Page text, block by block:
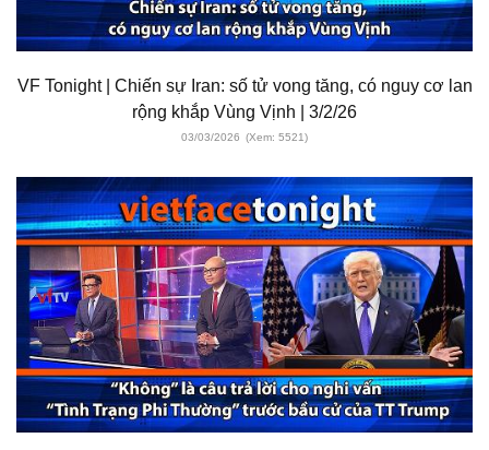
VF Tonight | Chiến sự Iran: số tử vong tăng, có nguy cơ lan
rộng khắp Vùng Vịnh | 3/2/26
03/03/2026 (Xem: 5521)